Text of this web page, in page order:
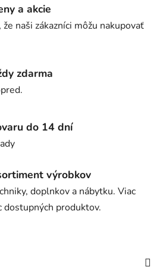
a akcie
že naši zákazníci môžu nakupovať
zdarma
do 14 dní
výrobkov
doplnkov a nábytku. Viac
dostupných produktov.